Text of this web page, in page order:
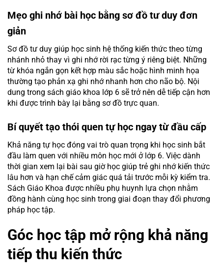
Mẹo ghi nhớ bài học bằng sơ đồ tư duy đơn
giản
Sơ đồ tư duy giúp học sinh hệ thống kiến thức theo từng
nhánh nhỏ thay vì ghi nhớ rời rạc từng ý riêng biệt. Những
từ khóa ngắn gọn kết hợp màu sắc hoặc hình minh họa
thường tạo phản xạ ghi nhớ nhanh hơn cho não bộ. Nội
dung trong sách giáo khoa lớp 6 sẽ trở nên dễ tiếp cận hơn
khi được trình bày lại bằng sơ đồ trực quan.
Bí quyết tạo thói quen tự học ngay từ đầu cấp
Khả năng tự học đóng vai trò quan trọng khi học sinh bắt
đầu làm quen với nhiều môn học mới ở lớp 6. Việc dành
thời gian xem lại bài sau giờ học giúp trẻ ghi nhớ kiến thức
lâu hơn và hạn chế cảm giác quá tải trước mỗi kỳ kiểm tra.
Sách Giáo Khoa được nhiều phụ huynh lựa chọn nhằm
đồng hành cùng học sinh trong giai đoạn thay đổi phương
pháp học tập.
Góc học tập mở rộng khả năng
tiếp thu kiến thức